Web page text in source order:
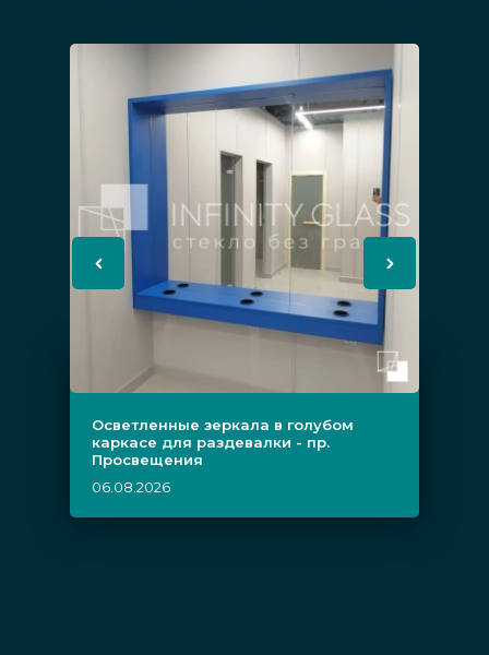
Осветленные зеркала в голубом
каркасе для раздевалки - пр.
Просвещения
06.08.2026